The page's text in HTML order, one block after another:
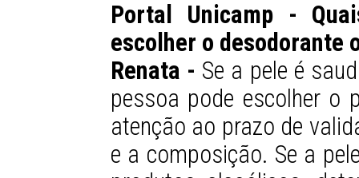
Portal Unicamp -
escolher o desodorante
Renata - Se a pele é
pessoa pode escolher o
atenção ao prazo de
e a composição. Se a